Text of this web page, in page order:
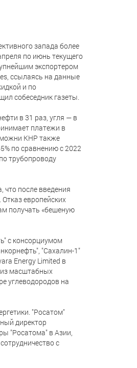
запада более
по июнь текущего
экспортером
ссылаясь на данные
и по
собеседник газеты.
в 31 раз, угля — в
платежи в
КНР также
по сравнению с 2022
трубопроводу
что после введения
европейских
получать «бешеную
с консорциумом
"Сахалин-1"
Energy Limited в
из масштабных
углеводородов на
"Росатом"
директор
"Росатома" в Азии,
с